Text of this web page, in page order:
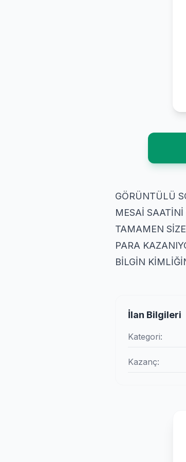
GÖRÜNTÜLÜ
MESAİ
TAMAMEN
PARA
BİLGİN
İlan Bilgileri
Kategori:
Kazanç: